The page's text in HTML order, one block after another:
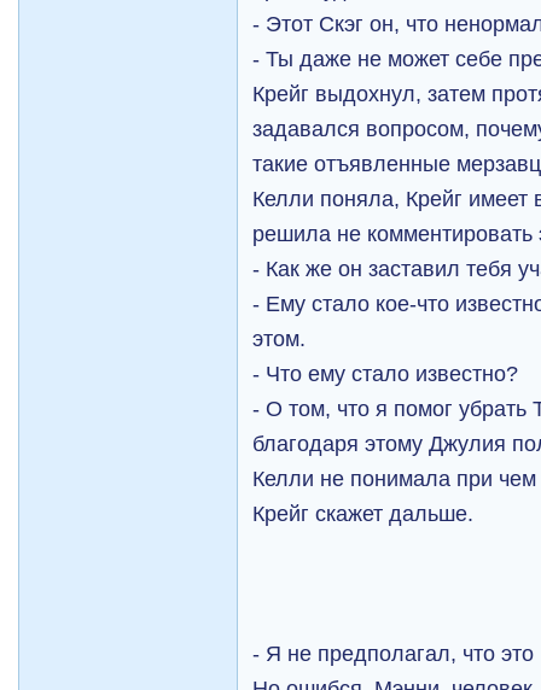
- Этот Скэг он, что
- Ты даже не может себе
Крейг выдохнул, затем
задавался вопросом,
такие отъявленные
Келли поняла, Крейг имеет
решила не комментировать
- Как же он заставил тебя
- Ему стало кое-что
этом.
- Что ему стало известно?
- О том, что я помог убрать
благодаря этому Джулия
Келли не понимала при
Крейг скажет дальше.
- Я не предполагал, что